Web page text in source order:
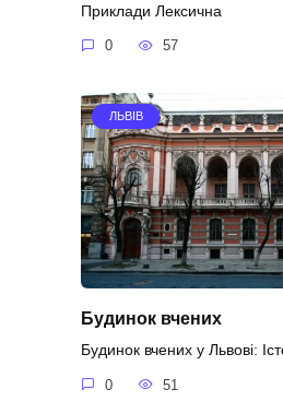
Приклади Лексична
0 57
ЛЬВІВ
Будинок вчених
Будинок вчених у Львові:
0 51